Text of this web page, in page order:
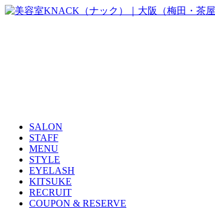
SALON
STAFF
MENU
STYLE
EYELASH
KITSUKE
RECRUIT
COUPON & RESERVE